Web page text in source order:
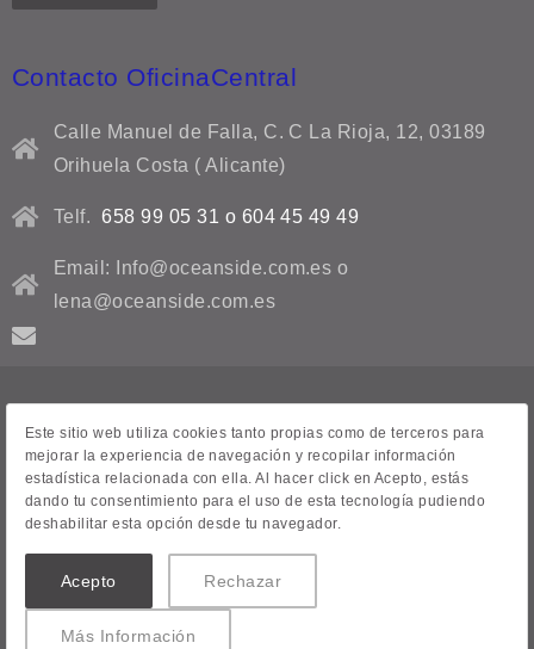
Contacto OficinaCentral
Calle Manuel de Falla, C. C La Rioja, 12, 03189
Orihuela Costa ( Alicante)
Telf. 658 99 05 31 o 604 45 49 49
Email: Info@oceanside.com.es o
lena@oceanside.com.es
Contacto
Venta de casas
Todas las propiedades
© 2026 oceanside.com.es. Creado con
Este sitio web utiliza cookies tanto propias como de terceros para
mejorar la experiencia de navegación y recopilar información
estadística relacionada con ella. Al hacer click en Acepto, estás
dando tu consentimiento para el uso de esta tecnología pudiendo
deshabilitar esta opción desde tu navegador.
Acepto Rechazar
Más Información